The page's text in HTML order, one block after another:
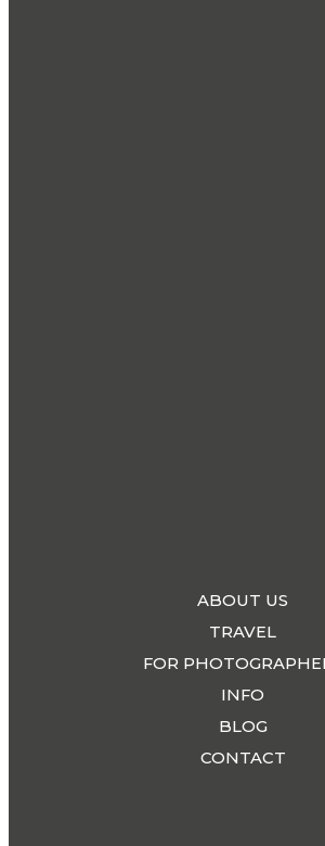
ABOUT US
TRAVEL
FOR
INFO
BLOG
CONTACT